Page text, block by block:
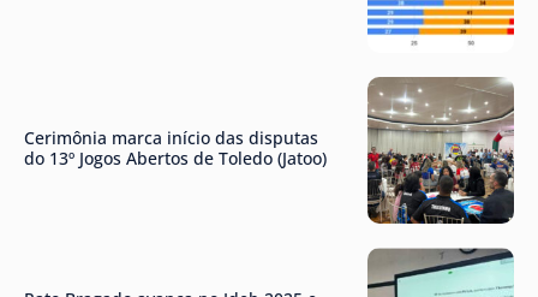
Cerimônia marca início das disputas
do 13º Jogos Abertos de Toledo (Jatoo)